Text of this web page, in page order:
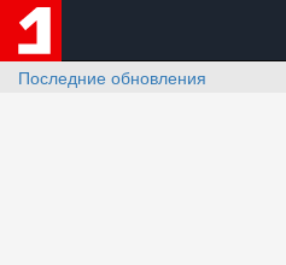
Последние обновления